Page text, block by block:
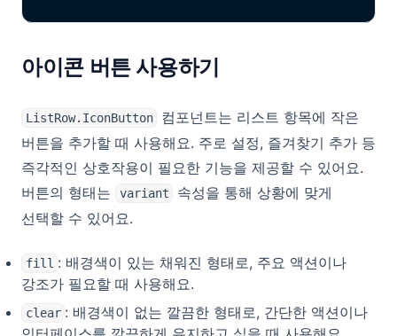
아이콘 버튼 사용하기
ListRow.IconButton
컴포넌트는 리스트 항목에 작은
버튼을 추가할 때 사용해요. 주로 설정, 즐겨찾기 추가 등
즉각적인 상호작용이 필요한 기능을 제공할 수 있어요.
버튼의 형태는
variant
속성을 통해 상황에 맞게
선택할 수 있어요.
fill : 배경색이 있는 채워진 형태로, 주요 액션이나
강조가 필요할 때 사용해요.
clear : 배경색이 없는 깔끔한 형태로, 간단한 액션이나